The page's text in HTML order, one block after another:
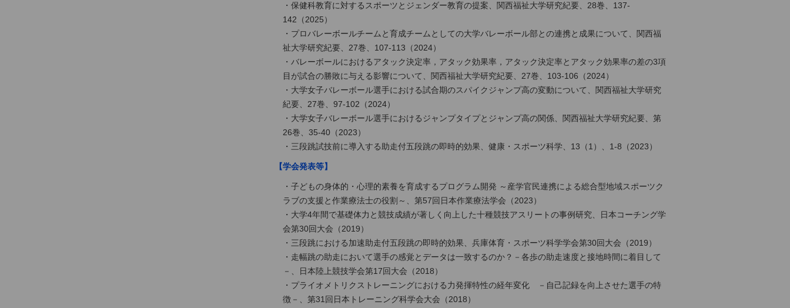
・保健科教育に対するスポーツとジェンダー教育の提案、関西福祉大学研究紀要、28巻、137-
142（2025）
・プロバレーボールチームと育成チームとしての大学バレーボール部との連携と成果について、関西福
祉大学研究紀要、27巻、107-113（2024）
・バレーボールにおけるアタック決定率，アタック効果率，アタック決定率とアタック効果率の差の3項
目が試合の勝敗に与える影響について、関西福祉大学研究紀要、27巻、103-106（2024）
・大学女子バレーボール選手における試合期のスパイクジャンプ高の変動について、関西福祉大学研究
紀要、27巻、97-102（2024）
・大学女子バレーボール選手におけるジャンプタイプとジャンプ高の関係、関西福祉大学研究紀要、第
26巻、35-40（2023）
・三段跳試技前に導入する助走付五段跳の即時的効果、健康・スポーツ科学、13（1）、1-8（2023）
【学会発表等】
・子どもの身体的・心理的素養を育成するプログラム開発 ～産学官民連携による総合型地域スポーツク
ラブの支援と作業療法士の役割～、第57回日本作業療法学会（2023）
・大学4年間で基礎体力と競技成績が著しく向上した十種競技アスリートの事例研究、日本コーチング学
会第30回大会（2019）
・三段跳における加速助走付五段跳の即時的効果、兵庫体育・スポーツ科学学会第30回大会（2019）
・走幅跳の助走において選手の感覚とデータは一致するのか？－各歩の助走速度と接地時間に着目して
－、日本陸上競技学会第17回大会（2018）
・プライオメトリクストレーニングにおける力発揮特性の経年変化 －自己記録を向上させた選手の特
徴－、第31回日本トレーニング科学会大会（2018）